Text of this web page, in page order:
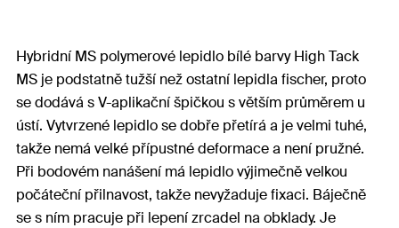
Hybridní MS polymerové lepidlo bílé barvy High Tack
MS je podstatně tužší než ostatní lepidla fischer, proto
se dodává s V-aplikační špičkou s větším průměrem u
ústí. Vytvrzené lepidlo se dobře přetírá a je velmi tuhé,
takže nemá velké přípustné deformace a není pružné.
Při bodovém nanášení má lepidlo výjimečně velkou
počáteční přilnavost, takže nevyžaduje fixaci. Báječně
se s ním pracuje při lepení zrcadel na obklady. Je